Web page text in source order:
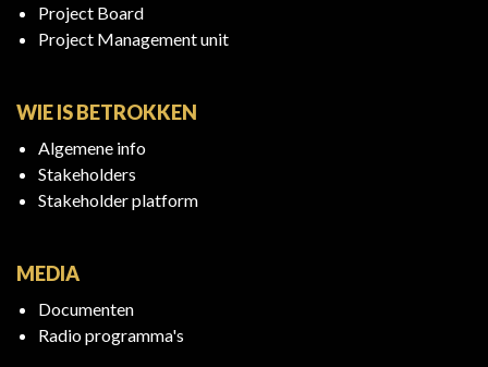
Project Board
Project Management unit
WIE IS BETROKKEN
Algemene info
Stakeholders
Stakeholder platform
MEDIA
Documenten
Radio programma's